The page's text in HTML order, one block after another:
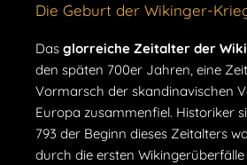
Die Geburt der Wikinger-
Das glorreiche Zeitalter der
den späten 700er Jahren, eine
Vormarsch der skandinavischen
Europa zusammenfiel. Historiker
793 der Beginn dieses Zeitalters
durch die ersten